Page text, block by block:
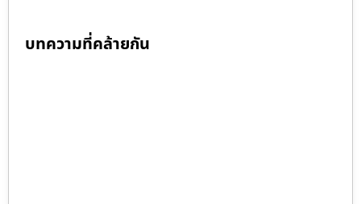
บทความที่คล้ายกัน